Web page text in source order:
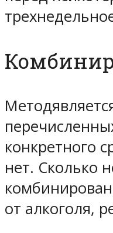
конкретного
нет. Сколько
от алкоголя,